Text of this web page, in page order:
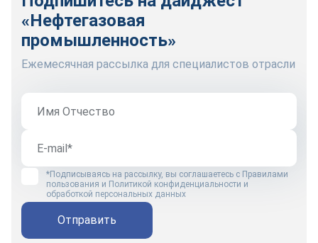
«Нефтегазовая
промышленность»
Ежемесячная рассылка для специалистов отрасли
*Подписываясь на рассылку, вы соглашаетесь с Правилами
пользования и Политикой конфиденциальности и
обработкой персональных данных
Отправить